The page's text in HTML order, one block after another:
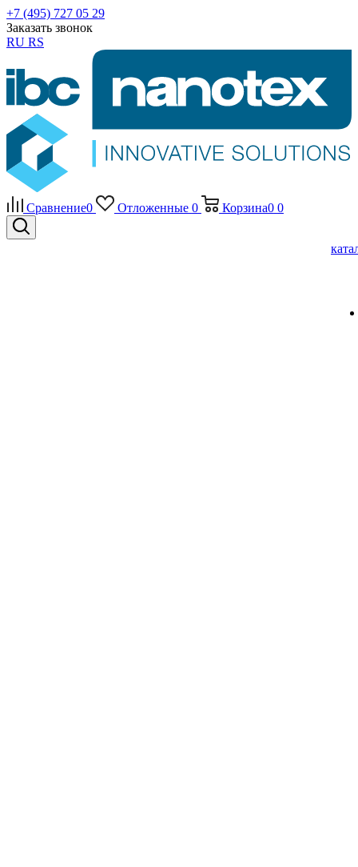
+7 (495) 727 05 29
Заказать звонок
RU RS
Сравнение0 Отложенные 0 Корзина0 0